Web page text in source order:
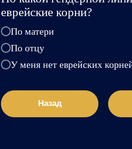
еврейские корни?
По матери
По отцу
У меня нет еврейских
Назад